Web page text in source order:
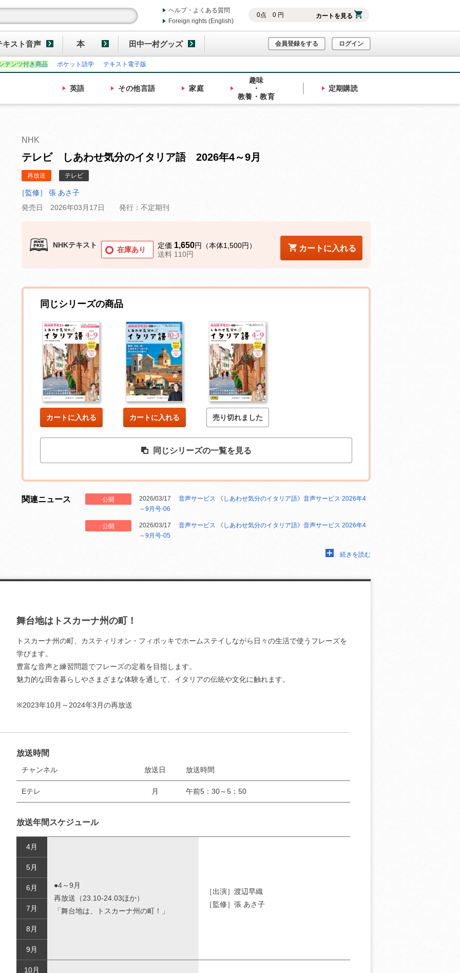
0点 0円 カートを見る
ヘルプ・よくある質問
Foreign rights (English)
キスト音声 本 田中一村グッズ 会員登録をする ログイン
テンツ付き商品 ポケット語学 テキスト電子版
英語 その他言語 家庭
趣味
・
教養・教育
定期購読
NHK
テレビ しあわせ気分のイタリア語 2026年4～9月
再放送 テレビ
［監修］ 張 あさ子
発売日 2026年03月17日
発行：不定期刊
NHKテキスト
在庫あり 定価 1,650円（本体1,500円）
送料 110円
カートに入れる
同じシリーズの商品
カートに入れる カートに入れる 売り切れました
同じシリーズの一覧を見る
関連ニュース 公開 2026/03/17
音声サービス 《しあわせ気分のイタリア語》音声サービス 2026年4
～9月号-06
公開 2026/03/17
音声サービス 《しあわせ気分のイタリア語》音声サービス 2026年4
～9月号-05
続きを読む
舞台地はトスカーナ州の町！
トスカーナ州の町、カスティリオン・フィボッキでホームステイしながら日々の生活で使うフレーズを
学びます。
豊富な音声と練習問題でフレーズの定着を目指します。
魅力的な田舎暮らしやさまざまな体験を通して、イタリアの伝統や文化に触れます。
※2023年10月～2024年3月の再放送
放送時間
チャンネル 放送日 放送時間
Eテレ 月 午前5：30～5：50
放送年間スケジュール
4月
●4～9月
再放送（23.10-24.03ほか）
「舞台地は、トスカーナ州の町！」
［出演］渡辺早織
［監修］張 あさ子
5月
6月
7月
8月
9月
10月